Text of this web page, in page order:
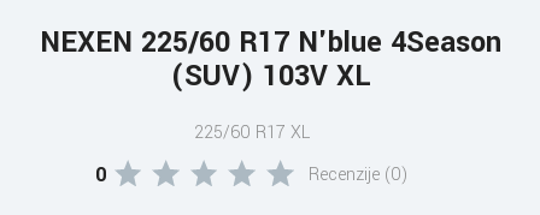
NEXEN 225/60 R17 N'blue 4Season
(SUV) 103V XL
225/60 R17 XL
0 Recenzije (0)